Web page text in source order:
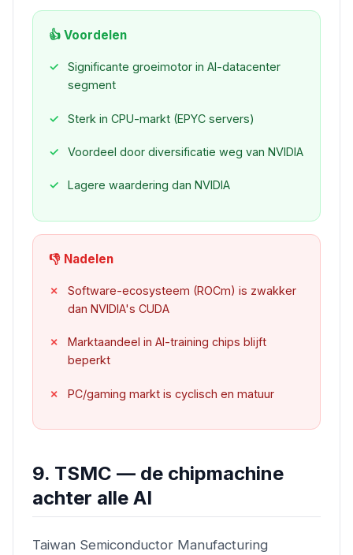
👍 Voordelen
Significante groeimotor in AI-datacenter
segment
Sterk in CPU-markt (EPYC servers)
Voordeel door diversificatie weg van NVIDIA
Lagere waardering dan NVIDIA
👎 Nadelen
Software-ecosysteem (ROCm) is zwakker
dan NVIDIA's CUDA
Marktaandeel in AI-training chips blijft
beperkt
PC/gaming markt is cyclisch en matuur
9. TSMC — de chipmachine
achter alle AI
Taiwan Semiconductor Manufacturing